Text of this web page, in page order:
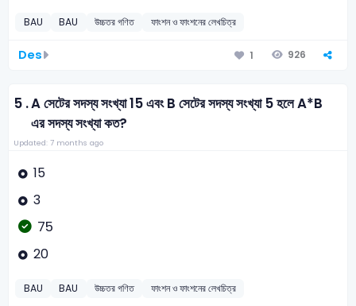
BAU BAU উচ্চতর গণিত ফাংশন ও ফাংশনের লেখচিত্র
Des 1 926
5 .A সেটের সদস্য সংখ্যা 15 এবং B সেটের সদস্য সংখ্যা 5 হলে A*B
এর সদস্য সংখ্যা কত?
Updated: 7 months ago
15
3
75
20
BAU BAU উচ্চতর গণিত ফাংশন ও ফাংশনের লেখচিত্র